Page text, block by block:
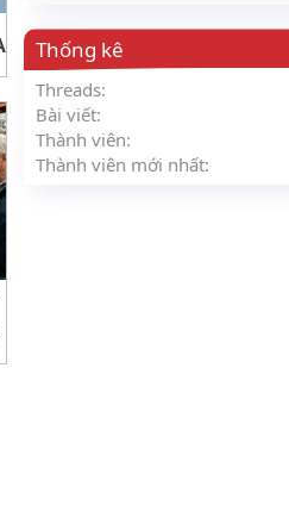
Thống kê
Threads
Bài viết
Thành viên
Thành viên mới nhất